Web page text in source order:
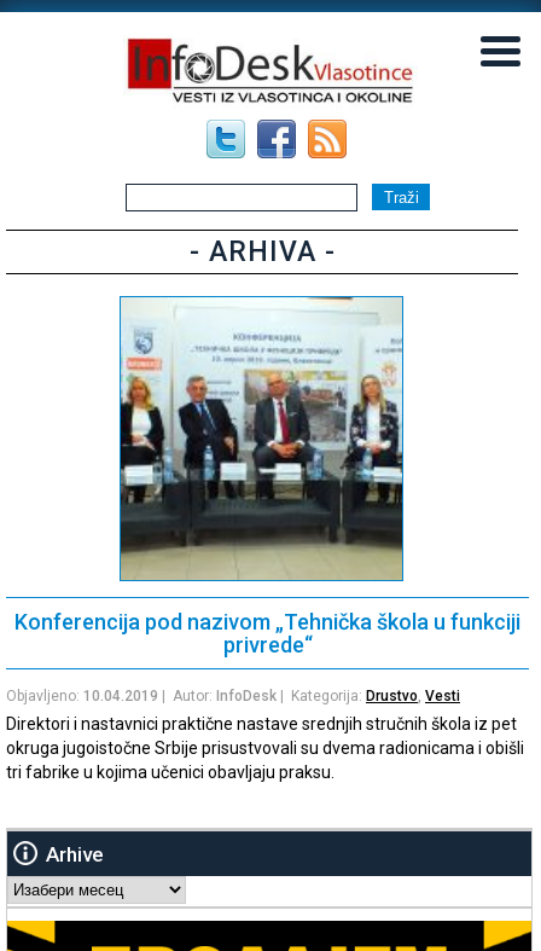
- ARHIVA -
Konferencija pod nazivom „Tehnička škola u funkciji
privrede“
Objavljeno: 10.04.2019 | Autor: InfoDesk | Kategorija: Drustvo, Vesti
Direktori i nastavnici praktične nastave srednjih stručnih škola iz pet
okruga jugoistočne Srbije prisustvovali su dvema radionicama i obišli
tri fabrike u kojima učenici obavljaju praksu.
Arhive
Arhive